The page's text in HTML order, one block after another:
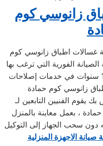
زانوسي كوم
غسالات اطباق زانوسي كوم
كما إننا نمتلك خبرة أكثر من 10 سنوات في خدمات إصلاحات
يقوم الفنيين التابعين لـ
، بعمل معاينة بالمنزل
دون سحب الجهاز إلى التوكيل
الاجهزة المنزلية